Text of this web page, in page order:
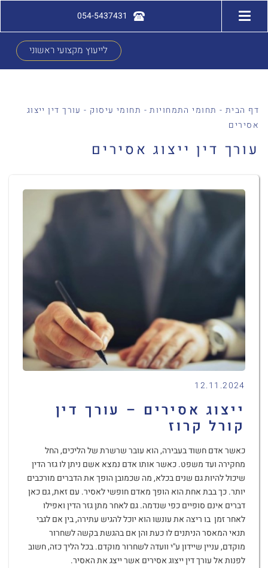
054-5437431
לייעוץ מקצועי ראשוני
דף הבית - תחומי התמחויות- תחומי עיסוק - עורך דין ייצוג
אסירים
עורך דין ייצוג אסירים
12.11.2024
ייצוג אסירים – עורך דין
קורל קרוז
כאשר אדם חשוד בעבירה, הוא עובר שרשרת של הליכים, החל
מחקירה ועד משפט. כאשר אותו אדם נמצא אשם ניתן לו גזר הדין
שיכול להיות גם שנים בכלא, מה שכמובן הופך את הדברים מורכבים
יותר. כך בבת אחת הוא הופך מאדם חופשי לאסיר. עם זאת, גם כאן
דברים אינם סופיים כפי שנדמה. גם לאחר מתן גזר הדין ואפילו
לאחר זמן בו ריצה את עונשו הוא יוכל להגיש עתירה, בין אם לגבי
תנאי המאסר הניתנים לו כעת והן אם בהגשת בקשה לשחרור
מוקדם, עניין שיידון ע"י וועדה לשחרור מוקדם. בכל הליך כזה, חשוב
לפנות אל עורך דין ייצוג אסירים אשר ייצג את האסיר.